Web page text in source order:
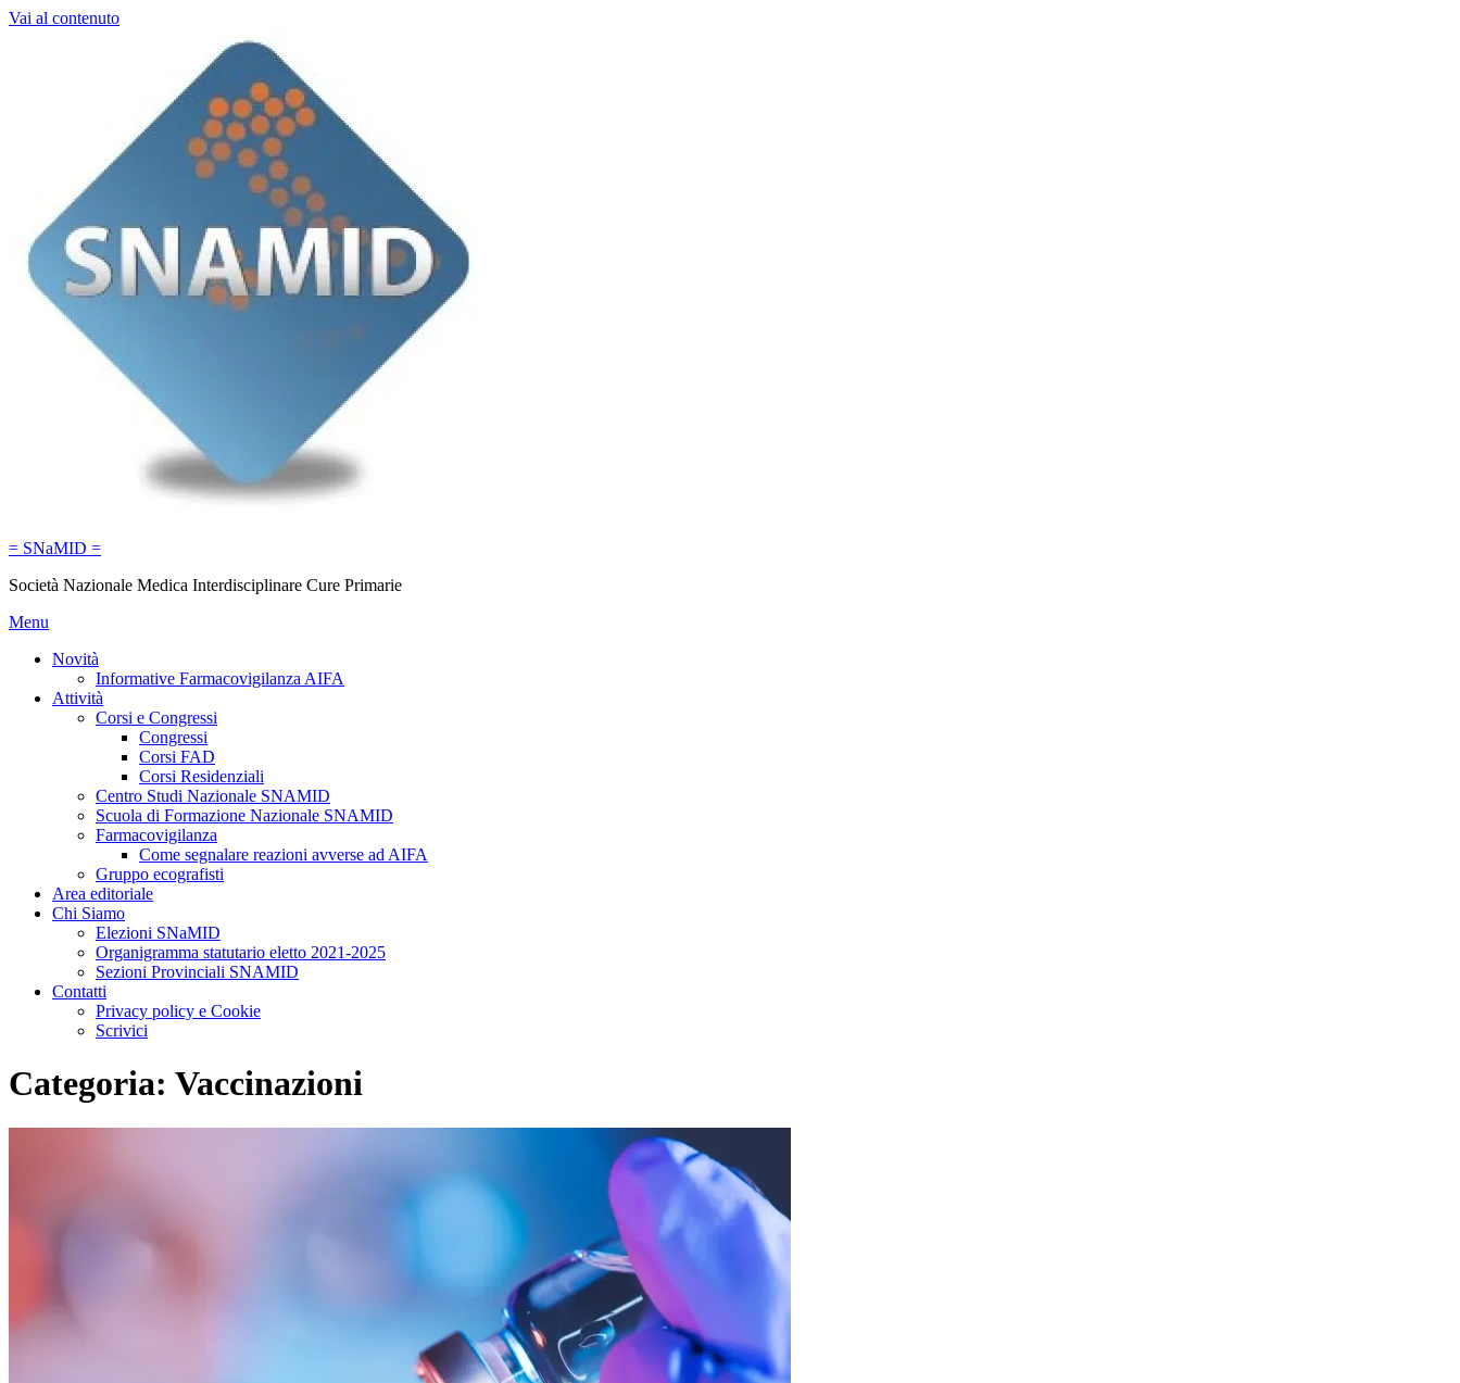
Vai al contenuto
= SNaMID =
Società Nazionale Medica Interdisciplinare Cure Primarie
Menu
Novità
Informative Farmacovigilanza AIFA
Attività
Corsi e Congressi
Congressi
Corsi FAD
Corsi Residenziali
Centro Studi Nazionale SNAMID
Scuola di Formazione Nazionale SNAMID
Farmacovigilanza
Come segnalare reazioni avverse ad AIFA
Gruppo ecografisti
Area editoriale
Chi Siamo
Elezioni SNaMID
Organigramma statutario eletto 2021-2025
Sezioni Provinciali SNAMID
Contatti
Privacy policy e Cookie
Scrivici
Categoria: Vaccinazioni